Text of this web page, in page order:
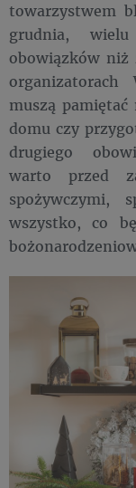
towarzystwem
grudnia,
obowiązków niż
muszą
domu czy
drugiego
warto przed
spożywczymi,
wszystko, co